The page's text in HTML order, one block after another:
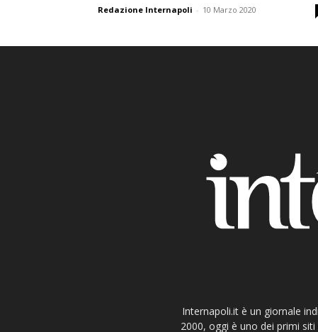
Redazione Internapoli - 10 Marzo 2020
Internapoli.it è un giornale
2000, oggi è uno dei primi